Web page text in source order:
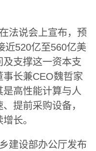
法说会上宣布，预
近520亿至560亿美
支撑这一资本支
长兼CEO魏哲家
高性能计算与人
提前采购设备，
长。
建设部办公厅发布